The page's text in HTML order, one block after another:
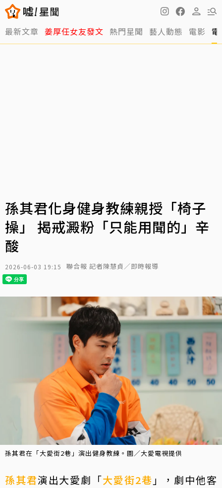
最新文章 姜厚任女友發文 熱門星聞 藝人動態 電影
孫其君化身健身教練親授「椅子
操」 揭戒澱粉「只能用聞的」辛
酸
2026-06-03 19:15 聯合報 記者陳慧貞／即時報導
孫其君在「大愛街2巷」演出健身教練。圖／大愛電視提供
孫其君演出大愛劇「大愛街2巷 」，劇中他客